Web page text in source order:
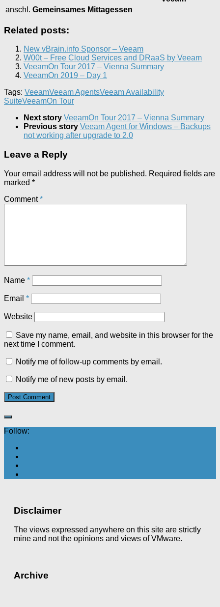
anschl. Gemeinsames Mittagessen
Related posts:
New vBrain.info Sponsor – Veeam
W00t – Free Cloud Services and DRaaS by Veeam
VeeamOn Tour 2017 – Vienna Summary
VeeamOn 2019 – Day 1
Tags: VeeamVeeam AgentsVeeam Availability
SuiteVeeamOn Tour
Next story VeeamOn Tour 2017 – Vienna Summary
Previous story Veeam Agent for Windows – Backups
not working after upgrade to 2.0
Leave a Reply
Your email address will not be published. Required fields are
marked *
Comment*
Name *
Email *
Website
Save my name, email, and website in this browser for the
next time I comment.
Notify me of follow-up comments by email.
Notify me of new posts by email.
Follow:
Disclaimer
The views expressed anywhere on this site are strictly
mine and not the opinions and views of VMware.
Archive